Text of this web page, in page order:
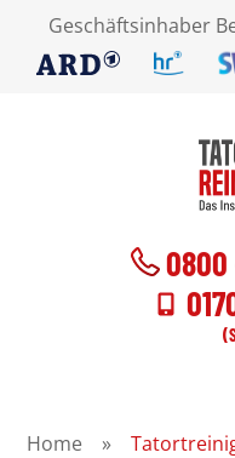
Geschäftsinhaber
0800
Home »